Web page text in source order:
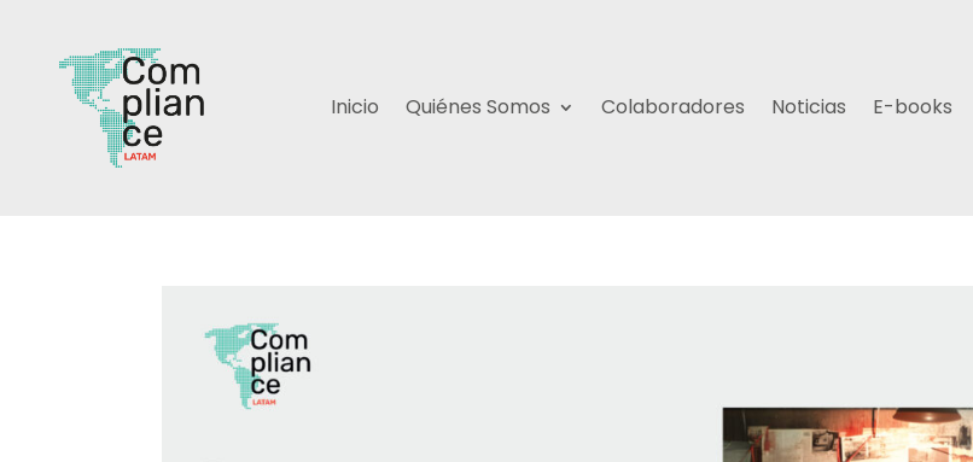
Inicio Quiénes Somos Colaboradores Noticias E-books